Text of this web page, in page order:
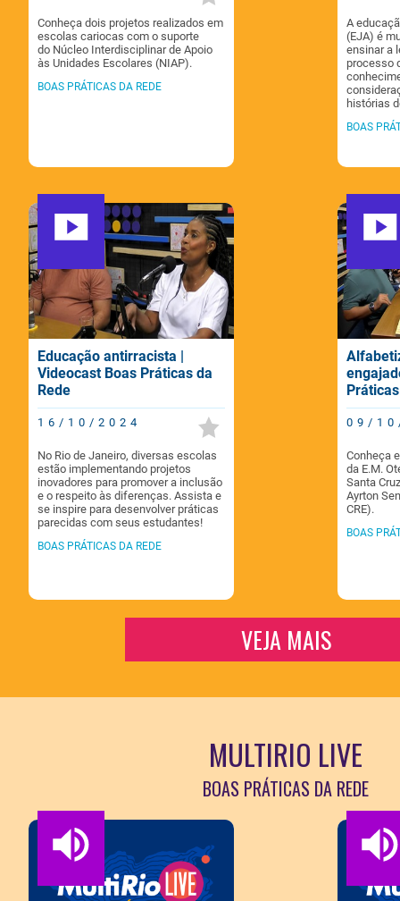
Conheça dois projetos realizados em
escolas cariocas com o suporte
do Núcleo Interdisciplinar de Apoio
às Unidades Escolares (NIAP).
BOAS PRÁTICAS DA REDE
A
(EJA) é
ensinar a
processo
histórias
BOAS
Educação antirracista |
Videocast Boas Práticas da
Rede
16/10/2024
No Rio de Janeiro, diversas escolas
estão implementando projetos
inovadores para promover a inclusão
e o respeito às diferenças. Assista e
se inspire para desenvolver práticas
parecidas com seus estudantes!
BOAS PRÁTICAS DA REDE
09/
Conheça
da E.M.
Santa
Ayrton
CRE).
BOAS
VEJA MAIS
MULTIRIO LIVE
BOAS PRÁTICAS DA REDE